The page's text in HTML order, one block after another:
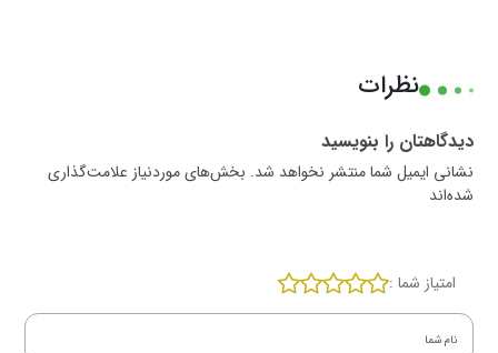
نظرات
دیدگاهتان را بنویسید
نشانی ایمیل شما منتشر نخواهد شد. بخش‌های موردنیاز علامت‌گذاری
شده‌اند
امتیاز شما :